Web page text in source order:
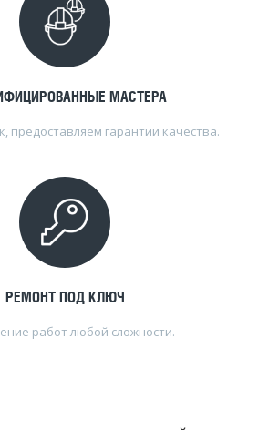
МАСТЕРА
предоставляем гарантии качества.
РЕМОНТ ПОД КЛЮЧ
работ любой сложности.